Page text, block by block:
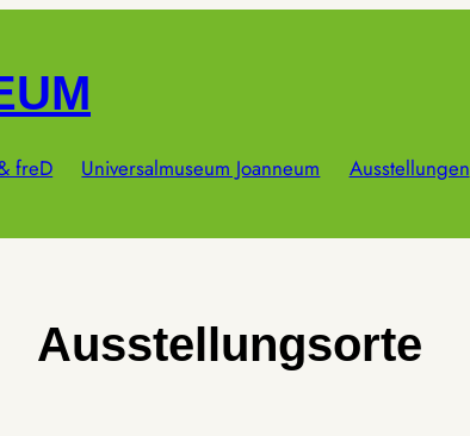
freD Universalmuseum Joanneum Ausstellungen
Ausstellungsorte